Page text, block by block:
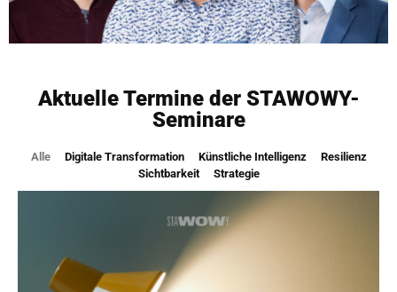
Aktuelle Termine der STAWOWY-
Seminare
Digitale Transformation Künstliche Intelligenz
Resilienz
Sichtbarkeit
Strategie
Alle